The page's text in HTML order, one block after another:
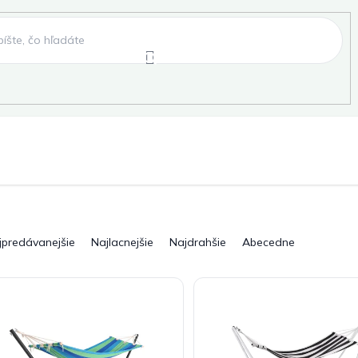
Záhradné grily a ohniská
Pre deti Novinky
Najlacnejšie Najdrahšie Abecedne